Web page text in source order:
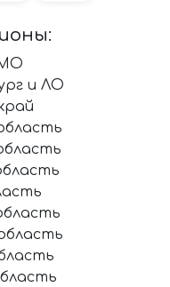
и ЛО